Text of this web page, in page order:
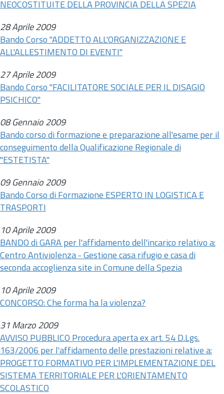
NEOCOSTITUITE DELLA PROVINCIA DELLA SPEZIA
28 Aprile 2009
Bando Corso "ADDETTO ALL'ORGANIZZAZIONE E
ALL'ALLESTIMENTO DI EVENTI"
27 Aprile 2009
Bando Corso "FACILITATORE SOCIALE PER IL DISAGIO
PSICHICO"
08 Gennaio 2009
Bando corso di formazione e preparazione all'esame per il
conseguimento della Qualificazione Regionale di
"ESTETISTA"
09 Gennaio 2009
Bando Corso di Formazione ESPERTO IN LOGISTICA E
TRASPORTI
10 Aprile 2009
BANDO di GARA per l'affidamento dell'incarico relativo a:
Centro Antiviolenza - Gestione casa rifugio e casa di
seconda accoglienza site in Comune della Spezia
10 Aprile 2009
CONCORSO: Che forma ha la violenza?
31 Marzo 2009
AVVISO PUBBLICO Procedura aperta ex art. 54 D.Lgs.
163/2006 per l'affidamento delle prestazioni relative a:
PROGETTO FORMATIVO PER L'IMPLEMENTAZIONE DEL
SISTEMA TERRITORIALE PER L'ORIENTAMENTO
SCOLASTICO